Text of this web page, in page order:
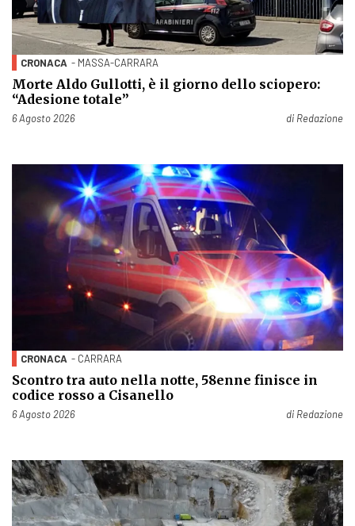
CRONACA - MASSA-CARRARA
Morte Aldo Gullotti, è il giorno dello sciopero:
“Adesione totale”
Pubblicato il
6 Agosto 2026 di Redazione
CRONACA - CARRARA
Scontro tra auto nella notte, 58enne finisce in
codice rosso a Cisanello
Pubblicato il
6 Agosto 2026 di Redazione